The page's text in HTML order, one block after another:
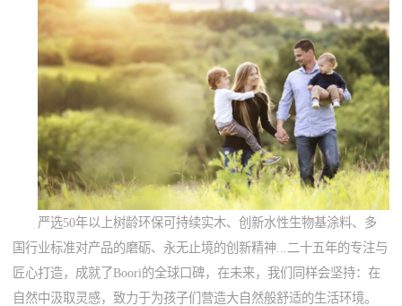
严选50年以上树龄环保可持续实木、创新水性生物基涂料、多
国行业标准对产品的磨砺、永无止境的创新精神...二十五年的专注与
匠心打造，成就了Boori的全球口碑，在未来，我们同样会坚持：在
自然中汲取灵感，致力于为孩子们营造大自然般舒适的生活环境。